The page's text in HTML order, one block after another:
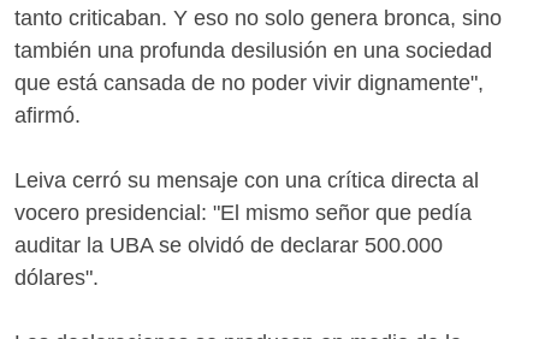
tanto criticaban. Y eso no solo genera bronca, sino
también una profunda desilusión en una sociedad
que está cansada de no poder vivir dignamente",
afirmó.
Leiva cerró su mensaje con una crítica directa al
vocero presidencial: "El mismo señor que pedía
auditar la UBA se olvidó de declarar 500.000
dólares".